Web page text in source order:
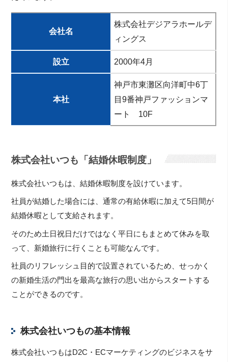
会社名
株式会社デジアラホールデ
ィングス
設立 2000年4月
本社
神戸市東灘区向洋町中6丁
目9番神戸ファッションマ
ート 10F
株式会社いつも「結婚休暇制度」
株式会社いつもは、結婚休暇制度を設けています。
社員が結婚した場合には、通常の有給休暇に加えて5日間が
結婚休暇として支給されます。
そのため土日祝日だけではなく平日にもまとめて休みを取
って、新婚旅行に行くことも可能なんです。
社員のリフレッシュ目的で設置されているため、せっかく
の新婚生活の門出を最高な旅行の思い出からスタートする
ことができるのです。
株式会社いつもの基本情報
株式会社いつもはD2C・ECマーケティングのビジネスをサ